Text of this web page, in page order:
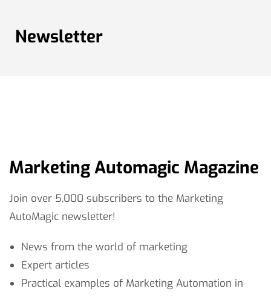
Newsletter
Marketing Automagic Magazine
Join over 5,000 subscribers to the Marketing
AutoMagic newsletter!
News from the world of marketing
Expert articles
Practical examples of Marketing Automation in